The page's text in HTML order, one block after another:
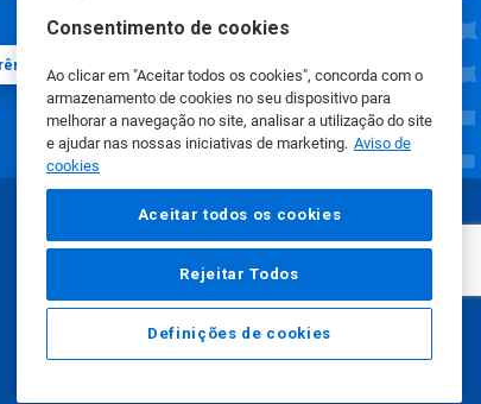
Consentimento de cookies
Ao clicar em "Aceitar todos os cookies", concorda com o
armazenamento de cookies no seu dispositivo para
melhorar a navegação no site, analisar a utilização do site
e ajudar nas nossas iniciativas de marketing. Aviso de
cookies
Aceitar todos os cookies
Rejeitar Todos
Definições de cookies
de cookies